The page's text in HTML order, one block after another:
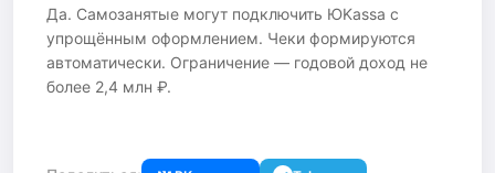
Да. Самозанятые могут подключить ЮKassa с
упрощённым оформлением. Чеки формируются
автоматически. Ограничение — годовой доход не
более 2,4 млн ₽.